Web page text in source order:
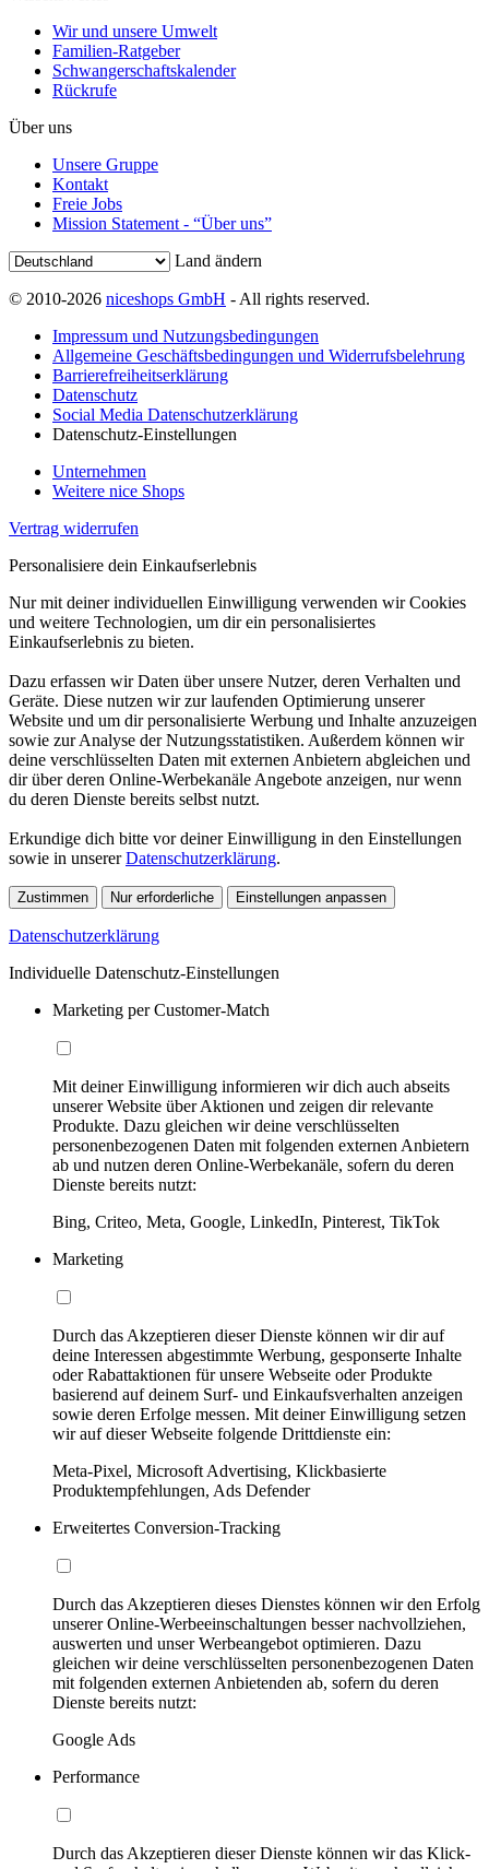
Wir und unsere Umwelt
Familien-Ratgeber
Schwangerschaftskalender
Rückrufe
Über uns
Unsere Gruppe
Kontakt
Freie Jobs
Mission Statement - “Über uns”
Land ändern
© 2010-2026 niceshops GmbH - All rights reserved.
Impressum und Nutzungsbedingungen
Allgemeine Geschäftsbedingungen und Widerrufsbelehrung
Barrierefreiheitserklärung
Datenschutz
Social Media Datenschutzerklärung
Datenschutz-Einstellungen
Unternehmen
Weitere nice Shops
Vertrag widerrufen
Personalisiere dein Einkaufserlebnis
Nur mit deiner individuellen Einwilligung verwenden wir Cookies
und weitere Technologien, um dir ein personalisiertes
Einkaufserlebnis zu bieten.
Dazu erfassen wir Daten über unsere Nutzer, deren Verhalten und
Geräte. Diese nutzen wir zur laufenden Optimierung unserer
Website und um dir personalisierte Werbung und Inhalte anzuzeigen
sowie zur Analyse der Nutzungsstatistiken. Außerdem können wir
deine verschlüsselten Daten mit externen Anbietern abgleichen und
dir über deren Online-Werbekanäle Angebote anzeigen, nur wenn
du deren Dienste bereits selbst nutzt.
Erkundige dich bitte vor deiner Einwilligung in den Einstellungen
sowie in unsererDatenschutzerklärung.
Zustimmen Nur erforderliche Einstellungen anpassen
Datenschutzerklärung
Individuelle Datenschutz-Einstellungen
Marketing per Customer-Match
Mit deiner Einwilligung informieren wir dich auch abseits
unserer Website über Aktionen und zeigen dir relevante
Produkte. Dazu gleichen wir deine verschlüsselten
personenbezogenen Daten mit folgenden externen Anbietern
ab und nutzen deren Online-Werbekanäle, sofern du deren
Dienste bereits nutzt:
Bing, Criteo, Meta, Google, LinkedIn, Pinterest, TikTok
Marketing
Durch das Akzeptieren dieser Dienste können wir dir auf
deine Interessen abgestimmte Werbung, gesponserte Inhalte
oder Rabattaktionen für unsere Webseite oder Produkte
basierend auf deinem Surf- und Einkaufsverhalten anzeigen
sowie deren Erfolge messen. Mit deiner Einwilligung setzen
wir auf dieser Webseite folgende Drittdienste ein:
Meta-Pixel, Microsoft Advertising, Klickbasierte
Produktempfehlungen, Ads Defender
Erweitertes Conversion-Tracking
Durch das Akzeptieren dieses Dienstes können wir den Erfolg
unserer Online-Werbeeinschaltungen besser nachvollziehen,
auswerten und unser Werbeangebot optimieren. Dazu
gleichen wir deine verschlüsselten personenbezogenen Daten
mit folgenden externen Anbietenden ab, sofern du deren
Dienste bereits nutzt:
Google Ads
Performance
Durch das Akzeptieren dieser Dienste können wir das Klick-